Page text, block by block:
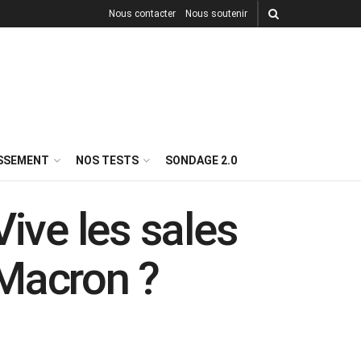
Nous contacter Nous soutenir
NOS TESTS SONDAGE 2.0
les sales
?